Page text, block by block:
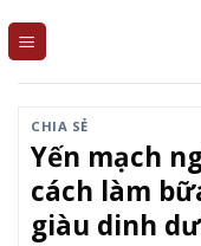
CHIA SẺ
Yến mạch
cách làm
giàu dinh